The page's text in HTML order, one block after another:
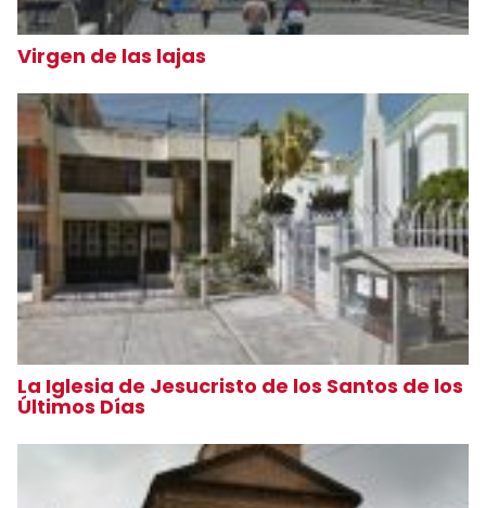
Virgen de las lajas
La Iglesia de Jesucristo de los Santos de los
Últimos Días